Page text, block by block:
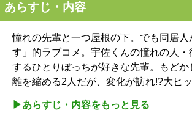
あらすじ・内容
憧れの先輩と一つ屋根の下。でも同居
す」的ラブコメ。宇佐くんの憧れの人・
するひとりぼっちが好きな先輩。もどか
離を縮める2人だが、変化が訪れ!?大ヒッ
▶︎あらすじ・内容をもっと見る